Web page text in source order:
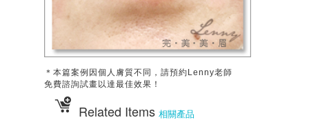
＊本篇案例因個人膚質不同，請預約Lenny老師
免費諮詢試畫以達最佳效果！
Related Items 相關產品